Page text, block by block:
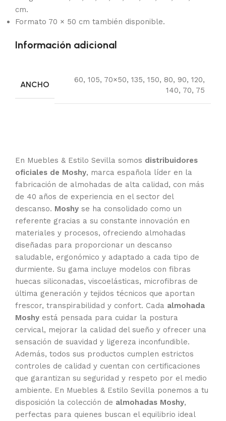
cm.
Formato 70 × 50 cm también disponible.
Información adicional
ANCHO
60, 105, 70×50, 135, 150, 80, 90, 120,
140, 70, 75
En Muebles & Estilo Sevilla somos distribuidores
oficiales de Moshy, marca española líder en la
fabricación de almohadas de alta calidad, con más
de 40 años de experiencia en el sector del
descanso. Moshy se ha consolidado como un
referente gracias a su constante innovación en
materiales y procesos, ofreciendo almohadas
diseñadas para proporcionar un descanso
saludable, ergonómico y adaptado a cada tipo de
durmiente. Su gama incluye modelos con fibras
huecas siliconadas, viscoelásticas, microfibras de
última generación y tejidos técnicos que aportan
frescor, transpirabilidad y confort. Cada almohada
Moshy está pensada para cuidar la postura
cervical, mejorar la calidad del sueño y ofrecer una
sensación de suavidad y ligereza inconfundible.
Además, todos sus productos cumplen estrictos
controles de calidad y cuentan con certificaciones
que garantizan su seguridad y respeto por el medio
ambiente. En Muebles & Estilo Sevilla ponemos a tu
disposición la colección de almohadas Moshy,
perfectas para quienes buscan el equilibrio ideal